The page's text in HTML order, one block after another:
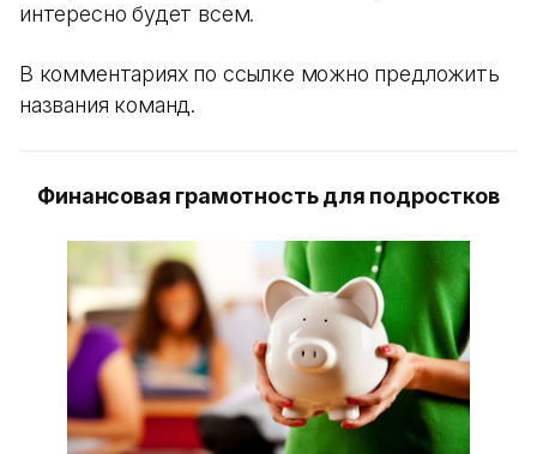
интересно будет всем.
В комментариях по ссылке можно предложить
названия команд.
Финансовая грамотность для подростков